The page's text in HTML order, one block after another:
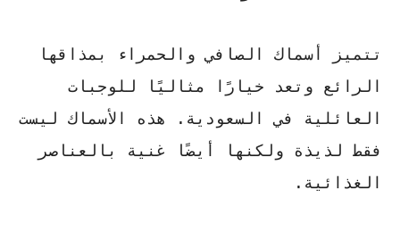
تتميز أسماك الصافي والحمراء بمذاقها
الرائع وتعد خيارًا مثاليًا للوجبات
العائلية في السعودية. هذه الأسماك ليست
فقط لذيذة ولكنها أيضًا غنية بالعناصر
الغذائية.